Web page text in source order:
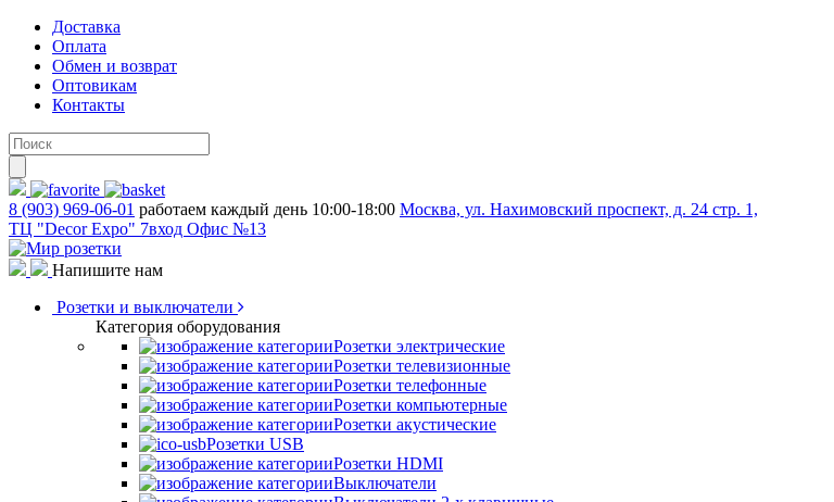
Доставка
Оплата
Обмен и возврат
Оптовикам
Контакты
8 (903) 969-06-01 работаем каждый день 10:00-18:00 Москва, ул. Нахимовский проспект, д. 24 стр. 1,
ТЦ "Decor Expo" 7вход Офис №13
Напишите нам
Розетки и выключатели
Категория оборудования
Розетки электрические
Розетки телевизионные
Розетки телефонные
Розетки компьютерные
Розетки акустические
Розетки USB
Розетки HDMI
Выключатели